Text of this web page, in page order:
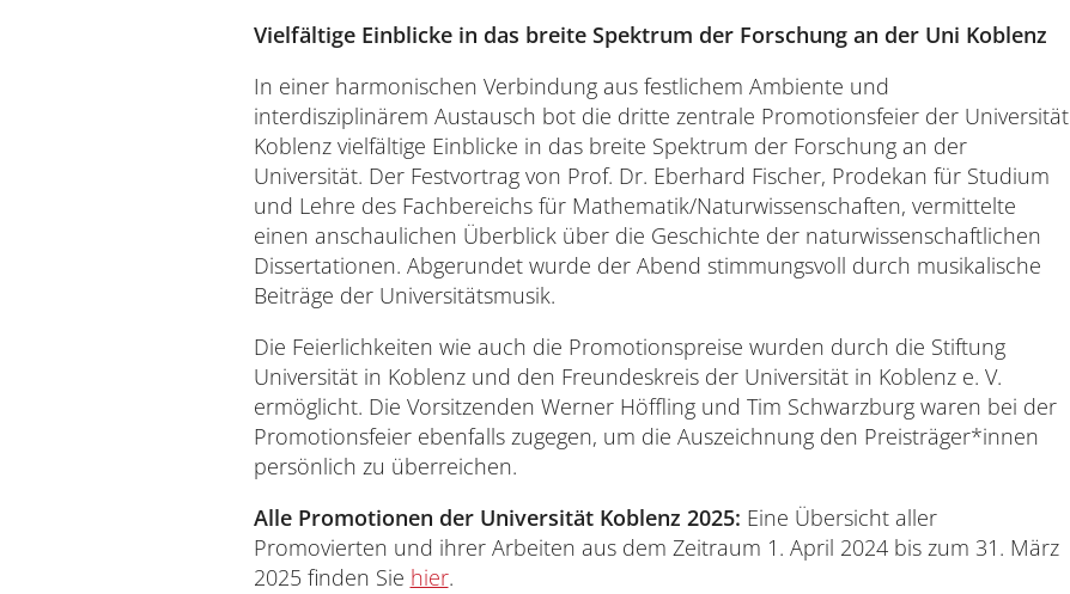
Vielfältige Einblicke in das breite Spektrum der Forschung an der Uni Koblenz
In einer harmonischen Verbindung aus festlichem Ambiente und
interdisziplinärem Austausch bot die dritte zentrale Promotionsfeier der Universität
Koblenz vielfältige Einblicke in das breite Spektrum der Forschung an der
Universität. Der Festvortrag von Prof. Dr. Eberhard Fischer, Prodekan für Studium
und Lehre des Fachbereichs für Mathematik/Naturwissenschaften, vermittelte
einen anschaulichen Überblick über die Geschichte der naturwissenschaftlichen
Dissertationen. Abgerundet wurde der Abend stimmungsvoll durch musikalische
Beiträge der Universitätsmusik.
Die Feierlichkeiten wie auch die Promotionspreise wurden durch die Stiftung
Universität in Koblenz und den Freundeskreis der Universität in Koblenz e. V.
ermöglicht. Die Vorsitzenden Werner Höffling und Tim Schwarzburg waren bei der
Promotionsfeier ebenfalls zugegen, um die Auszeichnung den Preisträger*innen
persönlich zu überreichen.
Alle Promotionen der Universität Koblenz 2025: Eine Übersicht aller
Promovierten und ihrer Arbeiten aus dem Zeitraum 1. April 2024 bis zum 31. März
2025 finden Sie hier.